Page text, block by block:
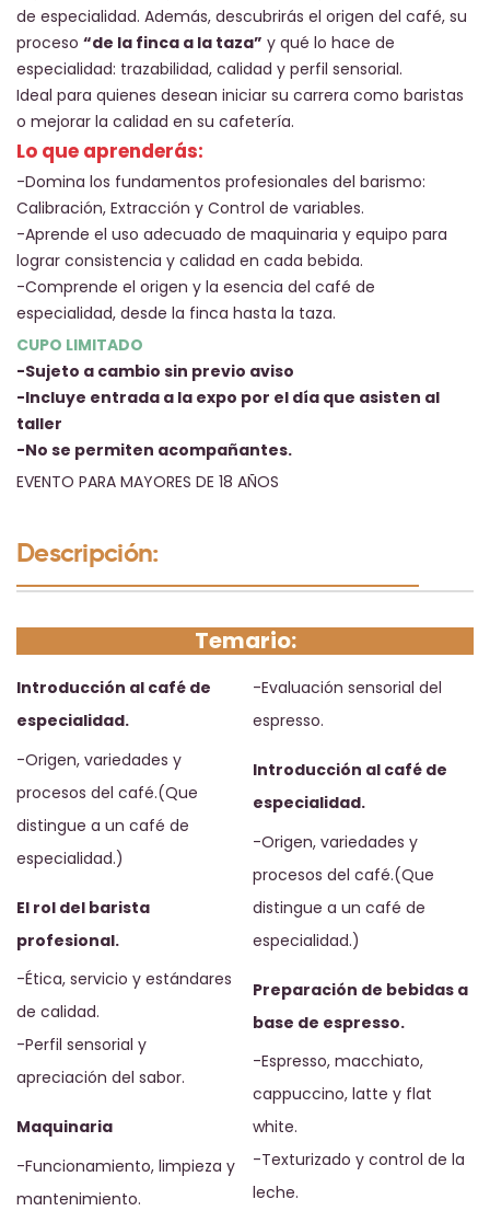
de especialidad. Además, descubrirás el origen del café, su
proceso “de la finca a la taza” y qué lo hace de
especialidad: trazabilidad, calidad y perfil sensorial.
Ideal para quienes desean iniciar su carrera como baristas
o mejorar la calidad en su cafetería.
Lo que aprenderás:
-Domina los fundamentos profesionales del barismo:
Calibración, Extracción y Control de variables.
-Aprende el uso adecuado de maquinaria y equipo para
lograr consistencia y calidad en cada bebida.
-Comprende el origen y la esencia del café de
especialidad, desde la finca hasta la taza.
CUPO LIMITADO
-Sujeto a cambio sin previo aviso
-Incluye entrada a la expo por el día que asisten al
taller
-No se permiten acompañantes.
EVENTO PARA MAYORES DE 18 AÑOS
Descripción:
Temario:
Introducción al café de
especialidad.
-Origen, variedades y
procesos del café.(Que
distingue a un café de
especialidad.)
El rol del barista
profesional.
-Ética, servicio y estándares
de calidad.
-Perfil sensorial y
apreciación del sabor.
Maquinaria
-Funcionamiento, limpieza y
mantenimiento.
-Evaluación sensorial del
espresso.
Introducción al café de
especialidad.
-Origen, variedades y
procesos del café.(Que
distingue a un café de
especialidad.)
Preparación de bebidas a
base de espresso.
-Espresso, macchiato,
cappuccino, latte y flat
white.
-Texturizado y control de la
leche.